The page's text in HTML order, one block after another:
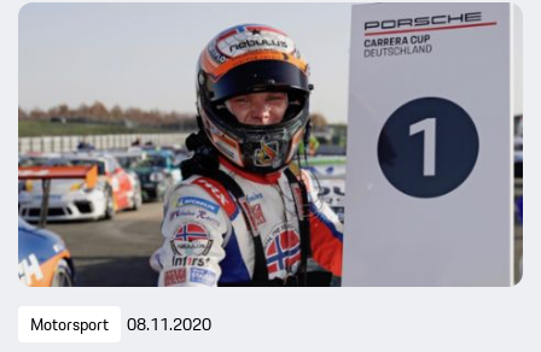
Motorsport 08.11.2020